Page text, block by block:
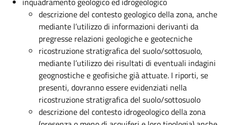
descrizione del contesto geologico della zona, anche
mediante l’utilizzo di informazioni derivanti da
pregresse relazioni geologiche e geotecniche
ricostruzione stratigrafica del suolo/sottosuolo,
mediante l’utilizzo dei risultati di eventuali indagini
geognostiche e geofisiche già attuate. I riporti, se
presenti, dovranno essere evidenziati nella
ricostruzione stratigrafica del suolo/sottosuolo
descrizione del contesto idrogeologico della zona